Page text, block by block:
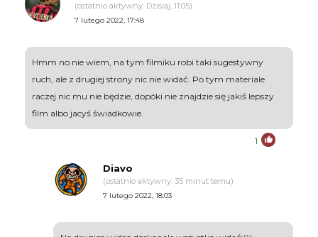
(ostatnio aktywny: Dzisiaj, 11:05)
7 lutego 2022, 17:48
Hmm no nie wiem, na tym filmiku robi taki sugestywny
ruch, ale z drugiej strony nic nie widać. Po tym materiale
raczej nic mu nie będzie, dopóki nie znajdzie się jakiś lepszy
film albo jacyś świadkowie.
1
Diavo
(ostatnio aktywny: 35 minut temu)
7 lutego 2022, 18:03